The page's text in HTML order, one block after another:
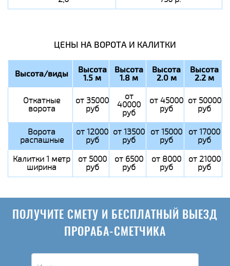
ЦЕНЫ НА ВОРОТА И КАЛИТКИ
Высота/виды Высота
1.5 м
Высота
1.8 м
Высота
2.0 м
Высота
2.2 м
Откатные
ворота
от 35000
руб
от
40000
руб
от 45000
руб
от 50000
руб
Ворота
распашные
от 12000
руб
от 13500
руб
от 15000
руб
от 17000
руб
Калитки 1 метр
ширина
от 5000
руб
от 6500
руб
от 8000
руб
от 21000
руб
ПОЛУЧИТЕ СМЕТУ И БЕСПЛАТНЫЙ ВЫЕЗД
ПРОРАБА-СМЕТЧИКА